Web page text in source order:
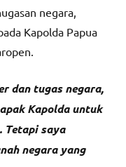
negara,
Kapolda Papua
dan tugas negara,
Kapolda untuk
Tetapi saya
negara yang